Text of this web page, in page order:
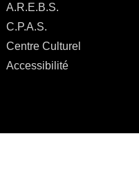
A.R.E.B.S.
C.P.A.S.
Centre Culturel
Accessibilité